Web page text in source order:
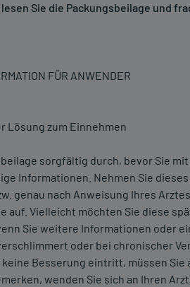
Sie die Packungsbeilage und
FÜR ANWENDER
Lösung zum Einnehmen
sorgfältig durch, bevor Sie
Informationen. Nehmen Sie
genau nach Anweisung Ihres
auf. Vielleicht möchten Sie diese
Sie weitere Informationen oder
oder bei chronischer
Besserung eintritt, müssen Sie
wenden Sie sich an Ihren